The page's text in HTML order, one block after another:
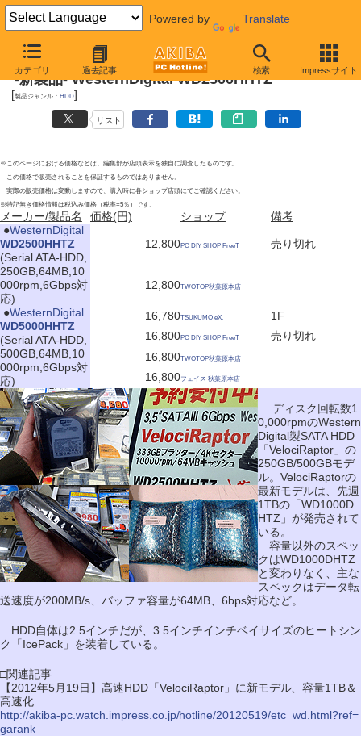
Powered by Translate
カテゴリ 過去記事 検索 Impressサイト
2012年5月26日
-新製品- WesternDigital WD2500HHTZ
[製品ジャンル： HDD]
リスト
※このページにおける価格などは、編集部が店頭表示を独自に調査したものです。
この価格で販売されることを保証するものではありません。
実際の販売価格は変動しますので、購入時に各ショップ店頭にてご確認ください。
※特記無き価格情報は税込み価格（税率=5％）です。
メーカー/製品名 価格(円) ショップ
備考
●WesternDigital
WD2500HHTZ
(Serial ATA-HDD,
250GB,64MB,10
000rpm,6Gbps対
応)
12,800PC DIY SHOP FreeT 売り切れ
12,800TWOTOP秋葉原本店
●WesternDigital
WD5000HHTZ
(Serial ATA-HDD,
500GB,64MB,10
000rpm,6Gbps対
応)
16,780TSUKUMO eX.
1F
16,800PC DIY SHOP FreeT
売り切れ
16,800TWOTOP秋葉原本店
16,800フェイス 秋葉原本店
ディスク回転数1
0,000rpmのWestern
Digital製SATA HDD
「VelociRaptor」の
250GB/500GBモデ
ル。VelociRaptorの
最新モデルは、先週
1TBの「WD1000D
HTZ」が発売されて
いる。
容量以外のスペッ
クはWD1000DHTZ
と変わりなく、主な
スペックはデータ転
送速度が200MB/s、バッファ容量が64MB、6bps対応など。
HDD自体は2.5インチだが、3.5インチインチベイサイズのヒートシン
ク「IcePack」を装着している。
□関連記事
【2012年5月19日】高速HDD「VelociRaptor」に新モデル、容量1TB＆
高速化
http://akiba-pc.watch.impress.co.jp/hotline/20120519/etc_wd.html?ref=
garank